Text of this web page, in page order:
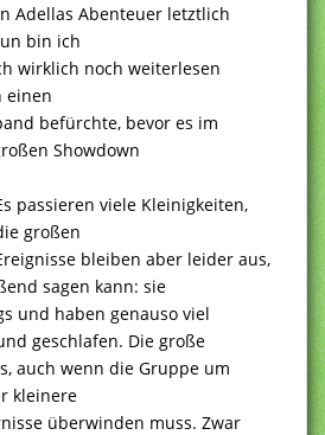
Adellas Abenteuer letztlich
bin ich
wirklich noch weiterlesen
einen
befürchte, bevor es im
Showdown
passieren viele Kleinigkeiten,
großen
bleiben aber leider aus,
sagen kann: sie
und haben genauso viel
geschlafen. Die große
auch wenn die Gruppe um
kleinere
überwinden muss. Zwar